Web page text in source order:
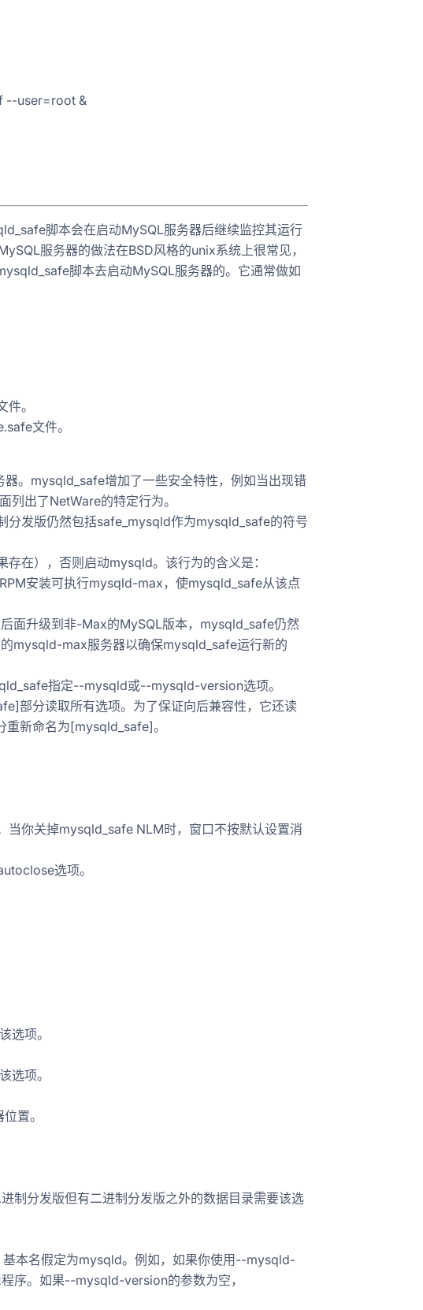
--user=root &
脚本会在启动MySQL服务器后继续监控其运行
服务器的做法在BSD风格的unix系统上很常见，
脚本去启动MySQL服务器的。它通常做如
。
文件。
。mysqld_safe增加了一些安全特性，例如当出现错
列出了NetWare的特定行为。
分发版仍然包括safe_mysqld作为mysqld_safe的符号
在），否则启动mysqld。该行为的含义是：
安装可执行mysqld-max，使mysqld_safe从该点
面升级到非-Max的MySQL版本，mysqld_safe仍然
mysqld-max服务器以确保mysqld_safe运行新的
指定--mysqld或--mysqld-version选项。
部分读取所有选项。为了保证向后兼容性，它还读
新命名为[mysqld_safe]。
你关掉mysqld_safe NLM时，窗口不按默认设置消
选项。
选项。
选项。
置。
制分发版但有二进制分发版之外的数据目录需要该选
本名假定为mysqld。例如，如果你使用--mysqld-
序。如果--mysqld-version的参数为空，